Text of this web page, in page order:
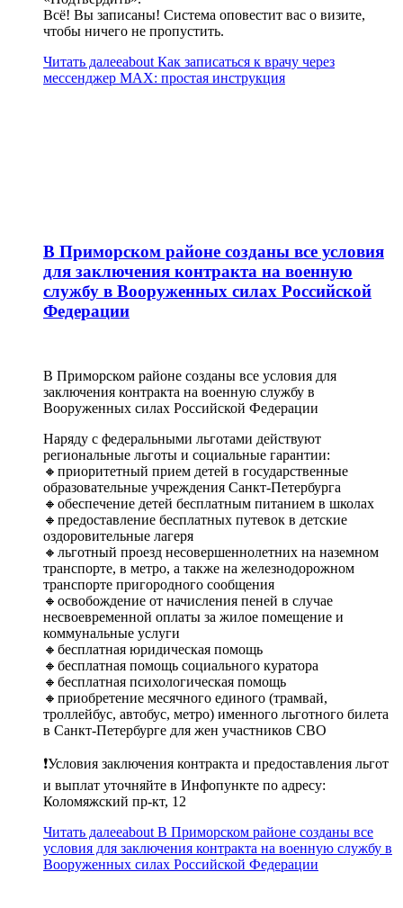
Всё! Вы записаны! Система оповестит вас о визите,
чтобы ничего не пропустить.
Читать далееabout Как записаться к врачу через
мессенджер MAX: простая инструкция
В Приморском районе созданы все условия
для заключения контракта на военную
службу в Вооруженных силах Российской
Федерации
В Приморском районе созданы все условия для
заключения контракта на военную службу в
Вооруженных силах Российской Федерации
Наряду с федеральными льготами действуют
региональные льготы и социальные гарантии:
🔸приоритетный прием детей в государственные
образовательные учреждения Санкт‑Петербурга
🔸обеспечение детей бесплатным питанием в школах
🔸предоставление бесплатных путевок в детские
оздоровительные лагеря
🔸льготный проезд несовершеннолетних на наземном
транспорте, в метро, а также на железнодорожном
транспорте пригородного сообщения
🔸освобождение от начисления пеней в случае
несвоевременной оплаты за жилое помещение и
коммунальные услуги
🔸бесплатная юридическая помощь
🔸бесплатная помощь социального куратора
🔸бесплатная психологическая помощь
🔸приобретение месячного единого (трамвай,
троллейбус, автобус, метро) именного льготного билета
в Санкт‑Петербурге для жен участников СВО
❗Условия заключения контракта и предоставления льгот
и выплат уточняйте в Инфопункте по адресу:
Коломяжский пр-кт, 12
Читать далееabout В Приморском районе созданы все
условия для заключения контракта на военную службу в
Вооруженных силах Российской Федерации